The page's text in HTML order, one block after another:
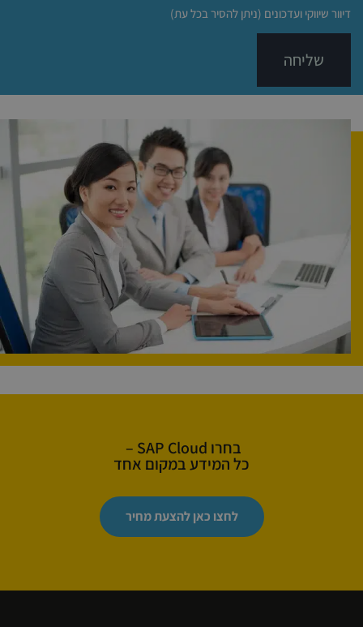
דיוור שיווקי ועדכונים (ניתן להסיר בכל עת)
בחרו SAP Cloud –
כל המידע במקום אחד
לחצו כאן להצעת מחיר